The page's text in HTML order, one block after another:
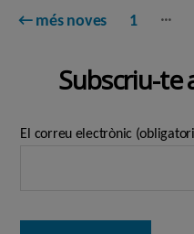
Paginació
entrades
← més noves 1 …
Subscriu-te
El correu electrònic